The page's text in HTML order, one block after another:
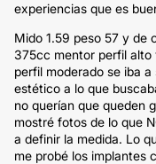
experiencias que es
Mido 1.59 peso 57 y de
375cc mentor perfil alto
perfil moderado se iba
estético a lo que
no querían que queden
mostré fotos de lo que
a definir la medida. Lo
me probé los implantes